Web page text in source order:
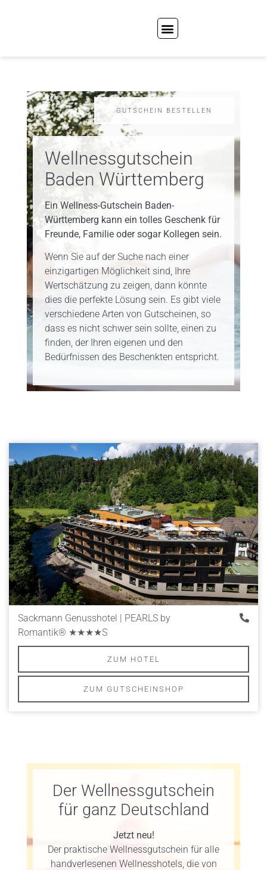
GUTSCHEIN BESTELLEN
Wellnessgutschein
Baden Württemberg
Ein Wellness-Gutschein Baden-
Württemberg kann ein tolles Geschenk für
Freunde, Familie oder sogar Kollegen sein.
Wenn Sie auf der Suche nach einer
einzigartigen Möglichkeit sind, Ihre
Wertschätzung zu zeigen, dann könnte
dies die perfekte Lösung sein. Es gibt viele
verschiedene Arten von Gutscheinen, so
dass es nicht schwer sein sollte, einen zu
finden, der Ihren eigenen und den
Bedürfnissen des Beschenkten entspricht.
Sackmann Genusshotel | PEARLS by
Romantik® ★★★★S
ZUM HOTEL
ZUM GUTSCHEINSHOP
Der Wellnessgutschein
für ganz Deutschland
Jetzt neu!
Der praktische Wellnessgutschein für alle
handverlesenen Wellnesshotels, die von